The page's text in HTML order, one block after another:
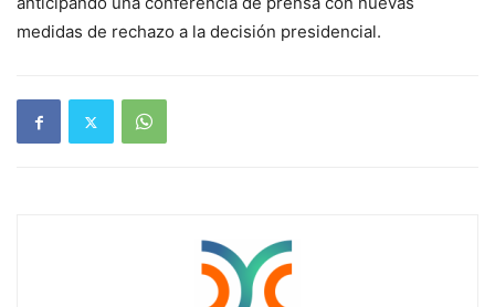
medidas de rechazo a la decisión presidencial.